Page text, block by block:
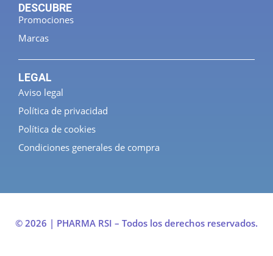
DESCUBRE
Promociones
Marcas
LEGAL
Aviso legal
Política de privacidad
Política de cookies
Condiciones generales de compra
© 2026 | PHARMA RSI – Todos los derechos reservados.